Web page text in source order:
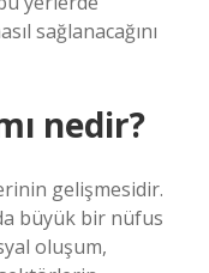
sağlanacağını
nedir?
gelişmesidir.
büyük bir nüfus
oluşum,